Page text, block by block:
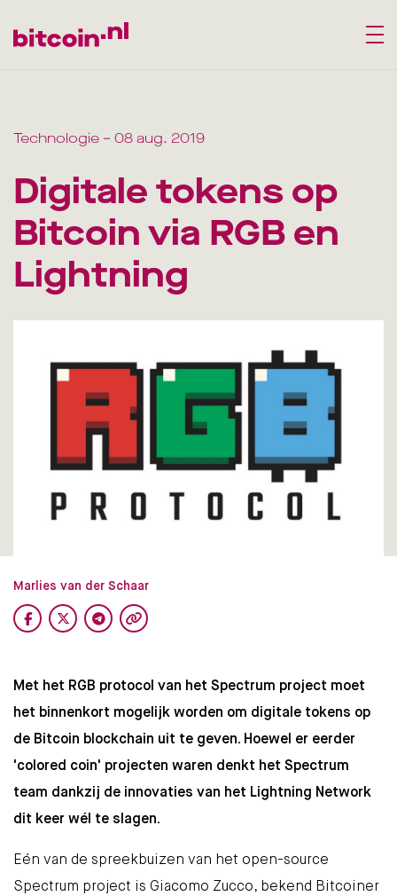
Technologie – 08 aug. 2019
Digitale tokens op
Bitcoin via RGB en
Lightning
Marlies van der Schaar
Met het RGB protocol van het Spectrum project moet
het binnenkort mogelijk worden om digitale tokens op
de Bitcoin blockchain uit te geven. Hoewel er eerder
'colored coin' projecten waren denkt het Spectrum
team dankzij de innovaties van het Lightning Network
dit keer wél te slagen.
Eén van de spreekbuizen van het open-source
Spectrum project is Giacomo Zucco, bekend Bitcoiner